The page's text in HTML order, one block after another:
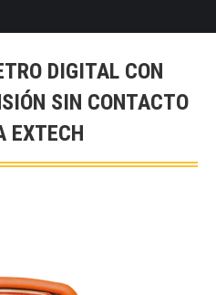
DIGITAL CON
SIN CONTACTO
EXTECH